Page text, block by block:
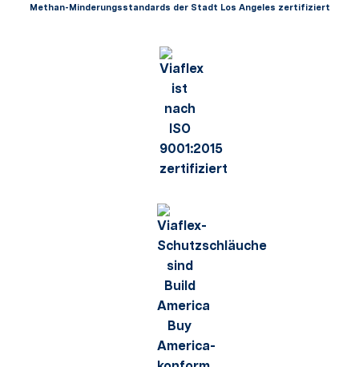
Methan-Minderungsstandards der Stadt Los Angeles zertifiziert